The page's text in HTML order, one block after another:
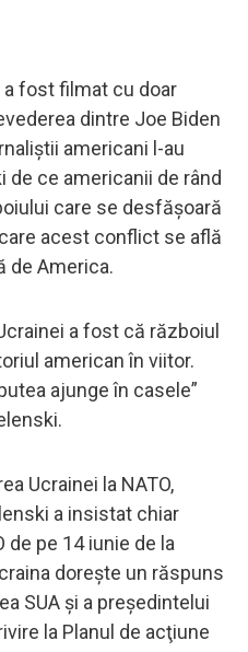
fost filmat cu doar
dintre Joe Biden
americani l-au
ce americanii de rând
care se desfășoară
acest conflict se află
de America.
a fost că războiul
american în viitor.
ajunge în casele”
Ucrainei la NATO,
a insistat chiar
pe 14 iunie de la
dorește un răspuns
SUA și a președintelui
la Planul de acţiune